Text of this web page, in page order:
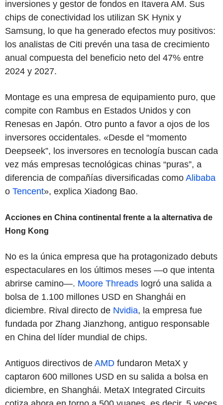
inversiones y gestor de fondos en Itavera AM. Sus
chips de conectividad los utilizan SK Hynix y
Samsung, lo que ha generado efectos muy positivos:
los analistas de Citi prevén una tasa de crecimiento
anual compuesta del beneficio neto del 47% entre
2024 y 2027.
Montage es una empresa de equipamiento puro, que
compite con Rambus en Estados Unidos y con
Renesas en Japón. Otro punto a favor a ojos de los
inversores occidentales. «Desde el “momento
Deepseek”, los inversores en tecnología buscan cada
vez más empresas tecnológicas chinas “puras”, a
diferencia de compañías diversificadas como Alibaba
o Tencent», explica Xiadong Bao.
Acciones en China continental frente a la alternativa de
Hong Kong
No es la única empresa que ha protagonizado debuts
espectaculares en los últimos meses —o que intenta
abrirse camino—. Moore Threads logró una salida a
bolsa de 1.100 millones USD en Shanghái en
diciembre. Rival directo de Nvidia, la empresa fue
fundada por Zhang Jianzhong, antiguo responsable
en China del líder mundial de chips.
Antiguos directivos de AMD fundaron MetaX y
captaron 600 millones USD en su salida a bolsa en
diciembre, en Shanghái. MetaX Integrated Circuits